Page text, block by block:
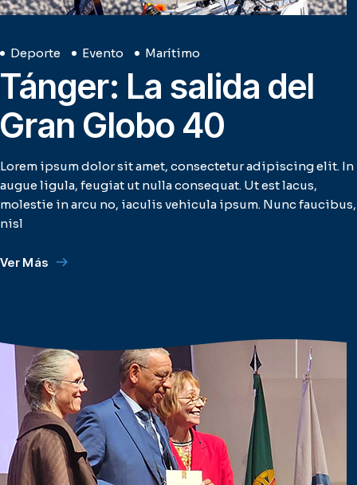
Deporte Evento Marítimo
Tánger: La salida del
Gran Globo 40
Lorem ipsum dolor sit amet, consectetur adipiscing elit. In
augue ligula, feugiat ut nulla consequat. Ut est lacus,
molestie in arcu no, iaculis vehicula ipsum. Nunc faucibus,
nisl
Ver Más